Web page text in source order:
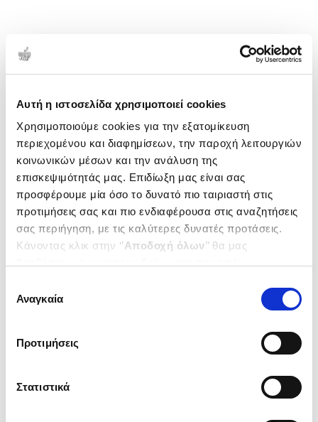
Αυτή η ιστοσελίδα χρησιμοποιεί cookies
Χρησιμοποιούμε cookies για την εξατομίκευση
περιεχομένου και διαφημίσεων, την παροχή λειτουργιών
κοινωνικών μέσων και την ανάλυση της
επισκεψιμότητάς μας. Επιδίωξη μας είναι σας
προσφέρουμε μία όσο το δυνατό πιο ταιριαστή στις
προτιμήσεις σας και πιο ενδιαφέρουσα στις αναζητήσεις
σας περιήγηση, με τις καλύτερες δυνατές προτάσεις.
Κάνοντας κλικ στην ‘’Αποδοχή όλων’’ θα μας
ενδιαφέρουν και να επιλέξετε από τα παρακάτω με την
΄΄και να ενημερωθείτε σχετικά με
συγκατάθεσης
Αναγκαία
Προτιμήσεις
Στατιστικά